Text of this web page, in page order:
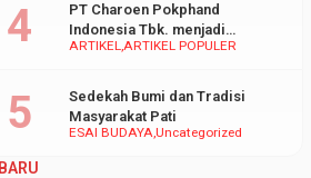
ARTIKELARTIKEL POPULER
PT Charoen Pokphand
Indonesia Tbk. menjadi
inspirasi Bagi UMKM di
ESAI BUDAYAUncategorized
Sedekah Bumi dan Tradisi
Masyarakat Pati